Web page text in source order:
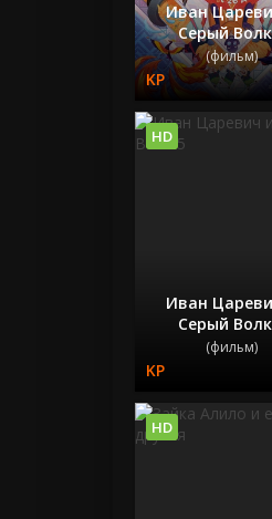
Иван
Серый
(фильм)
Иван
Серый
(фильм)
HD
HD